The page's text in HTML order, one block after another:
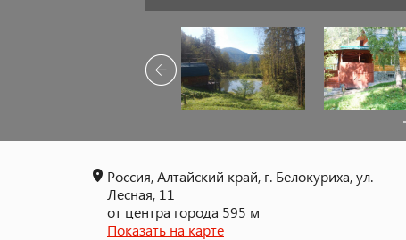
Россия, Алтайский край, г. Белокуриха, ул.
Лесная, 11
от центра города 595 м
Показать на карте